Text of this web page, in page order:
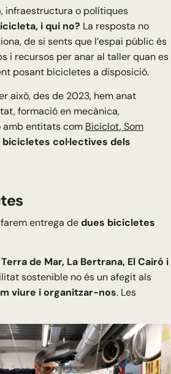
infraestructura o polítiques
i qui no? La resposta no
de si sents que l’espai públic és
i recursos per anar al taller quan es
posant bicicletes a disposició.
això, des de 2023, hem anat
formació en mecànica,
amb entitats com Biciclot,Som
col·lectives dels
entrega dedues bicicletes
Terra de Mar, La Bertrana, El Cairó i
sostenible no és un afegit als
viure i organitzar-nos. Les